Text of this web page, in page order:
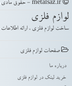
لوازم فلزی
ساخت لوازم فلزی ، ارائه
صفحات لوازم فلزی
درباره ما
خرید لینک در لوازم فلزی